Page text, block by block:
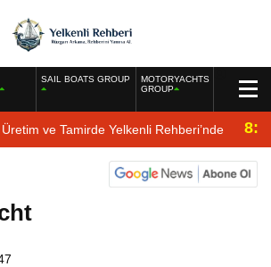
SAIL BOATS GROUP
MOTORYACHTS
GROUP
ve Tamirde Yelkenli Rehberi’nde